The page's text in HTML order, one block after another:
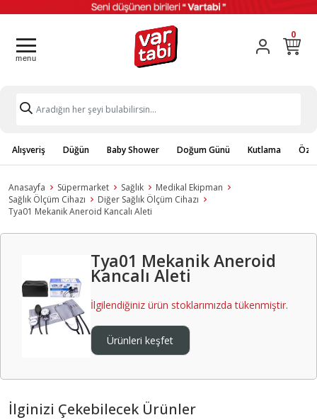
0
Alışveriş Düğün Baby Shower Doğum Günü Kutlama
Anasayfa Süpermarket Sağlık
Medikal Ekipman
Sağlık Ölçüm Cihazı
Diğer Sağlık Ölçüm Cihazı
Tya01 Mekanik Aneroid Kancalı Aleti
Tya01 Mekanik Aneroid
Kancalı Aleti
İlgilendiğiniz ürün stoklarımızda tükenmiştir.
Ürünleri keşfet
İlginizi Çekebilecek Ürünler